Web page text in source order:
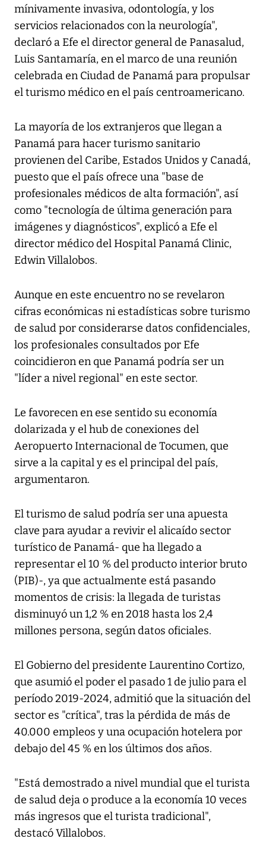
mínivamente invasiva, odontología, y los
servicios relacionados con la neurología",
declaró a Efe el director general de Panasalud,
Luis Santamaría, en el marco de una reunión
celebrada en Ciudad de Panamá para propulsar
el turismo médico en el país centroamericano.
La mayoría de los extranjeros que llegan a
Panamá para hacer turismo sanitario
provienen del Caribe, Estados Unidos y Canadá,
puesto que el país ofrece una "base de
profesionales médicos de alta formación", así
como "tecnología de última generación para
imágenes y diagnósticos", explicó a Efe el
director médico del Hospital Panamá Clinic,
Edwin Villalobos.
Aunque en este encuentro no se revelaron
cifras económicas ni estadísticas sobre turismo
de salud por considerarse datos confidenciales,
los profesionales consultados por Efe
coincidieron en que Panamá podría ser un
"líder a nivel regional" en este sector.
Le favorecen en ese sentido su economía
dolarizada y el hub de conexiones del
Aeropuerto Internacional de Tocumen, que
sirve a la capital y es el principal del país,
argumentaron.
El turismo de salud podría ser una apuesta
clave para ayudar a revivir el alicaído sector
turístico de Panamá- que ha llegado a
representar el 10 % del producto interior bruto
(PIB)-, ya que actualmente está pasando
momentos de crisis: la llegada de turistas
disminuyó un 1,2 % en 2018 hasta los 2,4
millones persona, según datos oficiales.
El Gobierno del presidente Laurentino Cortizo,
que asumió el poder el pasado 1 de julio para el
período 2019-2024, admitió que la situación del
sector es "crítica", tras la pérdida de más de
40.000 empleos y una ocupación hotelera por
debajo del 45 % en los últimos dos años.
"Está demostrado a nivel mundial que el turista
de salud deja o produce a la economía 10 veces
más ingresos que el turista tradicional",
destacó Villalobos.